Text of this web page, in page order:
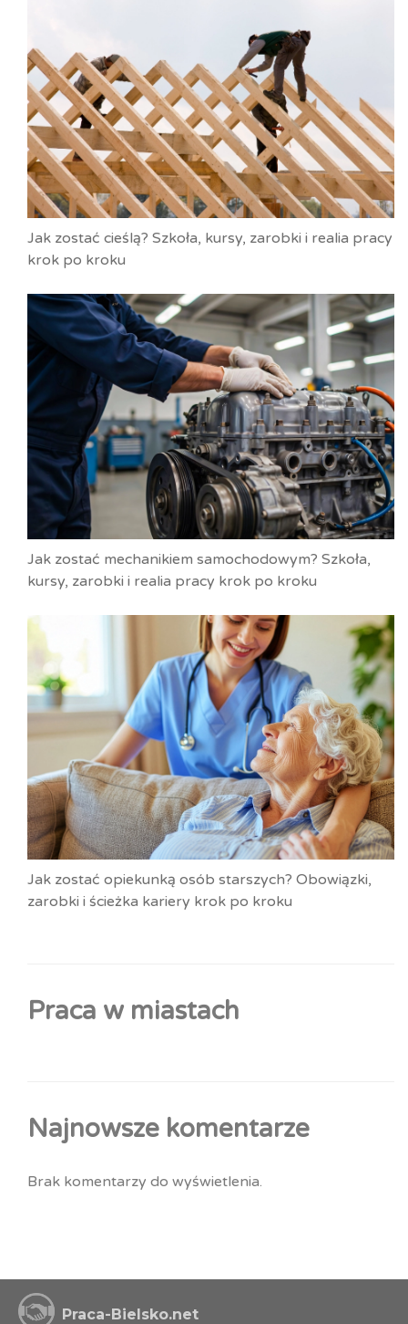
Jak zostać cieślą? Szkoła, kursy, zarobki i realia pracy
krok po kroku
Jak zostać mechanikiem samochodowym? Szkoła,
kursy, zarobki i realia pracy krok po kroku
Jak zostać opiekunką osób starszych? Obowiązki,
zarobki i ścieżka kariery krok po kroku
Praca w miastach
Najnowsze komentarze
Brak komentarzy do wyświetlenia.
Praca-Bielsko.net